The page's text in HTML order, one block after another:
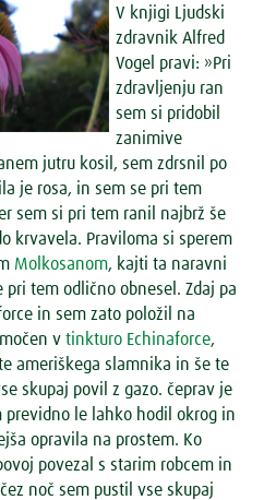
V knjigi Ljudski
zdravnik Alfred
Vogel pravi: »Pri
zdravljenju ran
sem si pridobil
zanimive
jutru kosil, sem zdrsnil po
je rosa, in sem se pri tem
sem si pri tem ranil najbrž še
krvavela. Praviloma si sperem
Molkosanom, kajti ta naravni
tem odlično obnesel. Zdaj pa
in sem zato položil na
v tinkturo Echinaforce,
ameriškega slamnika in še te
skupaj povil z gazo. čeprav je
previdno le lahko hodil okrog in
opravila na prostem. Ko
povezal s starim robcem in
noč sem pustil vse skupaj